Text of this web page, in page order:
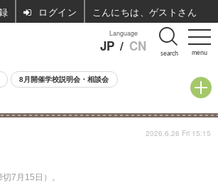
menu
Language
JP / CN search
8月開催学校説明会・相談会
7月15日）。
2026.6.26 Fri 15:15
ログイン こんにちは、ゲストさん